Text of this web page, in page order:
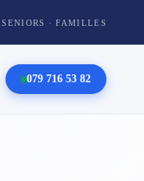
· FAMILLES
079 716 53 82